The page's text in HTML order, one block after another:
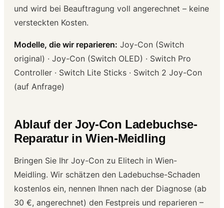
und wird bei Beauftragung voll angerechnet – keine
versteckten Kosten.
Modelle, die wir reparieren: Joy-Con (Switch
original) · Joy-Con (Switch OLED) · Switch Pro
Controller · Switch Lite Sticks · Switch 2 Joy-Con
(auf Anfrage)
Ablauf der Joy-Con Ladebuchse-
Reparatur in Wien-Meidling
Bringen Sie Ihr Joy-Con zu Elitech in Wien-
Meidling. Wir schätzen den Ladebuchse-Schaden
kostenlos ein, nennen Ihnen nach der Diagnose (ab
30 €, angerechnet) den Festpreis und reparieren –